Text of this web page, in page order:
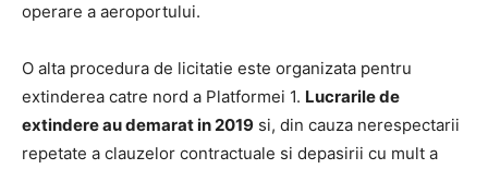
operare a aeroportului.
O alta procedura de licitatie este organizata pentru
extinderea catre nord a Platformei 1. Lucrarile de
extindere au demarat in 2019 si, din cauza nerespectarii
repetate a clauzelor contractuale si depasirii cu mult a